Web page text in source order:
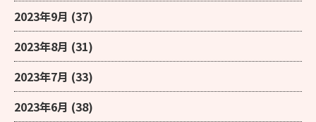
2023年9月 (37)
2023年8月 (31)
2023年7月 (33)
2023年6月 (38)